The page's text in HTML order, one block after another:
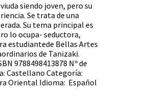
siendo joven, pero su
Se trata de una
Su tema principal es
lo ocupa- seductora,
estudiantede Bellas Artes
de Tanizaki.
9788498413878 Nº de
Castellano Categoría:
Oriental Idioma: Español